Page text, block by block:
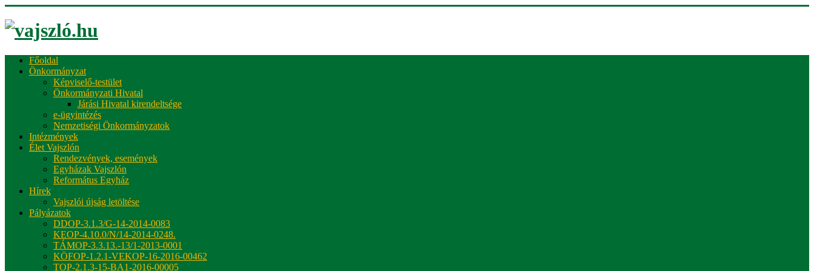
Főoldal
Önkormányzat
Képviselő-testület
Önkormányzati Hivatal
Járási Hivatal kirendeltsége
e-ügyintézés
Nemzetiségi Önkormányzatok
Intézmények
Élet Vajszlón
Rendezvények, események
Egyházak Vajszlón
Református Egyház
Hírek
Vajszlói újság letöltése
Pályázatok
DDOP-3.1.3/G-14-2014-0083
KEOP-4.10.0/N/14-2014-0248.
TÁMOP-3.3.13.-13/1-2013-0001
KÖFOP-1.2.1-VEKOP-16-2016-00462
TOP-2.1.3-15-BA1-2016-00005